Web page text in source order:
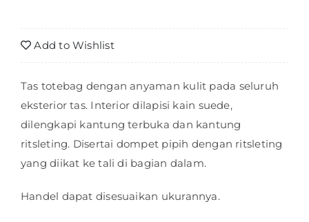
Add to Wishlist
Tas totebag dengan anyaman kulit pada seluruh
eksterior tas. Interior dilapisi kain suede,
dilengkapi kantung terbuka dan kantung
ritsleting. Disertai dompet pipih dengan ritsleting
yang diikat ke tali di bagian dalam.
Handel dapat disesuaikan ukurannya.